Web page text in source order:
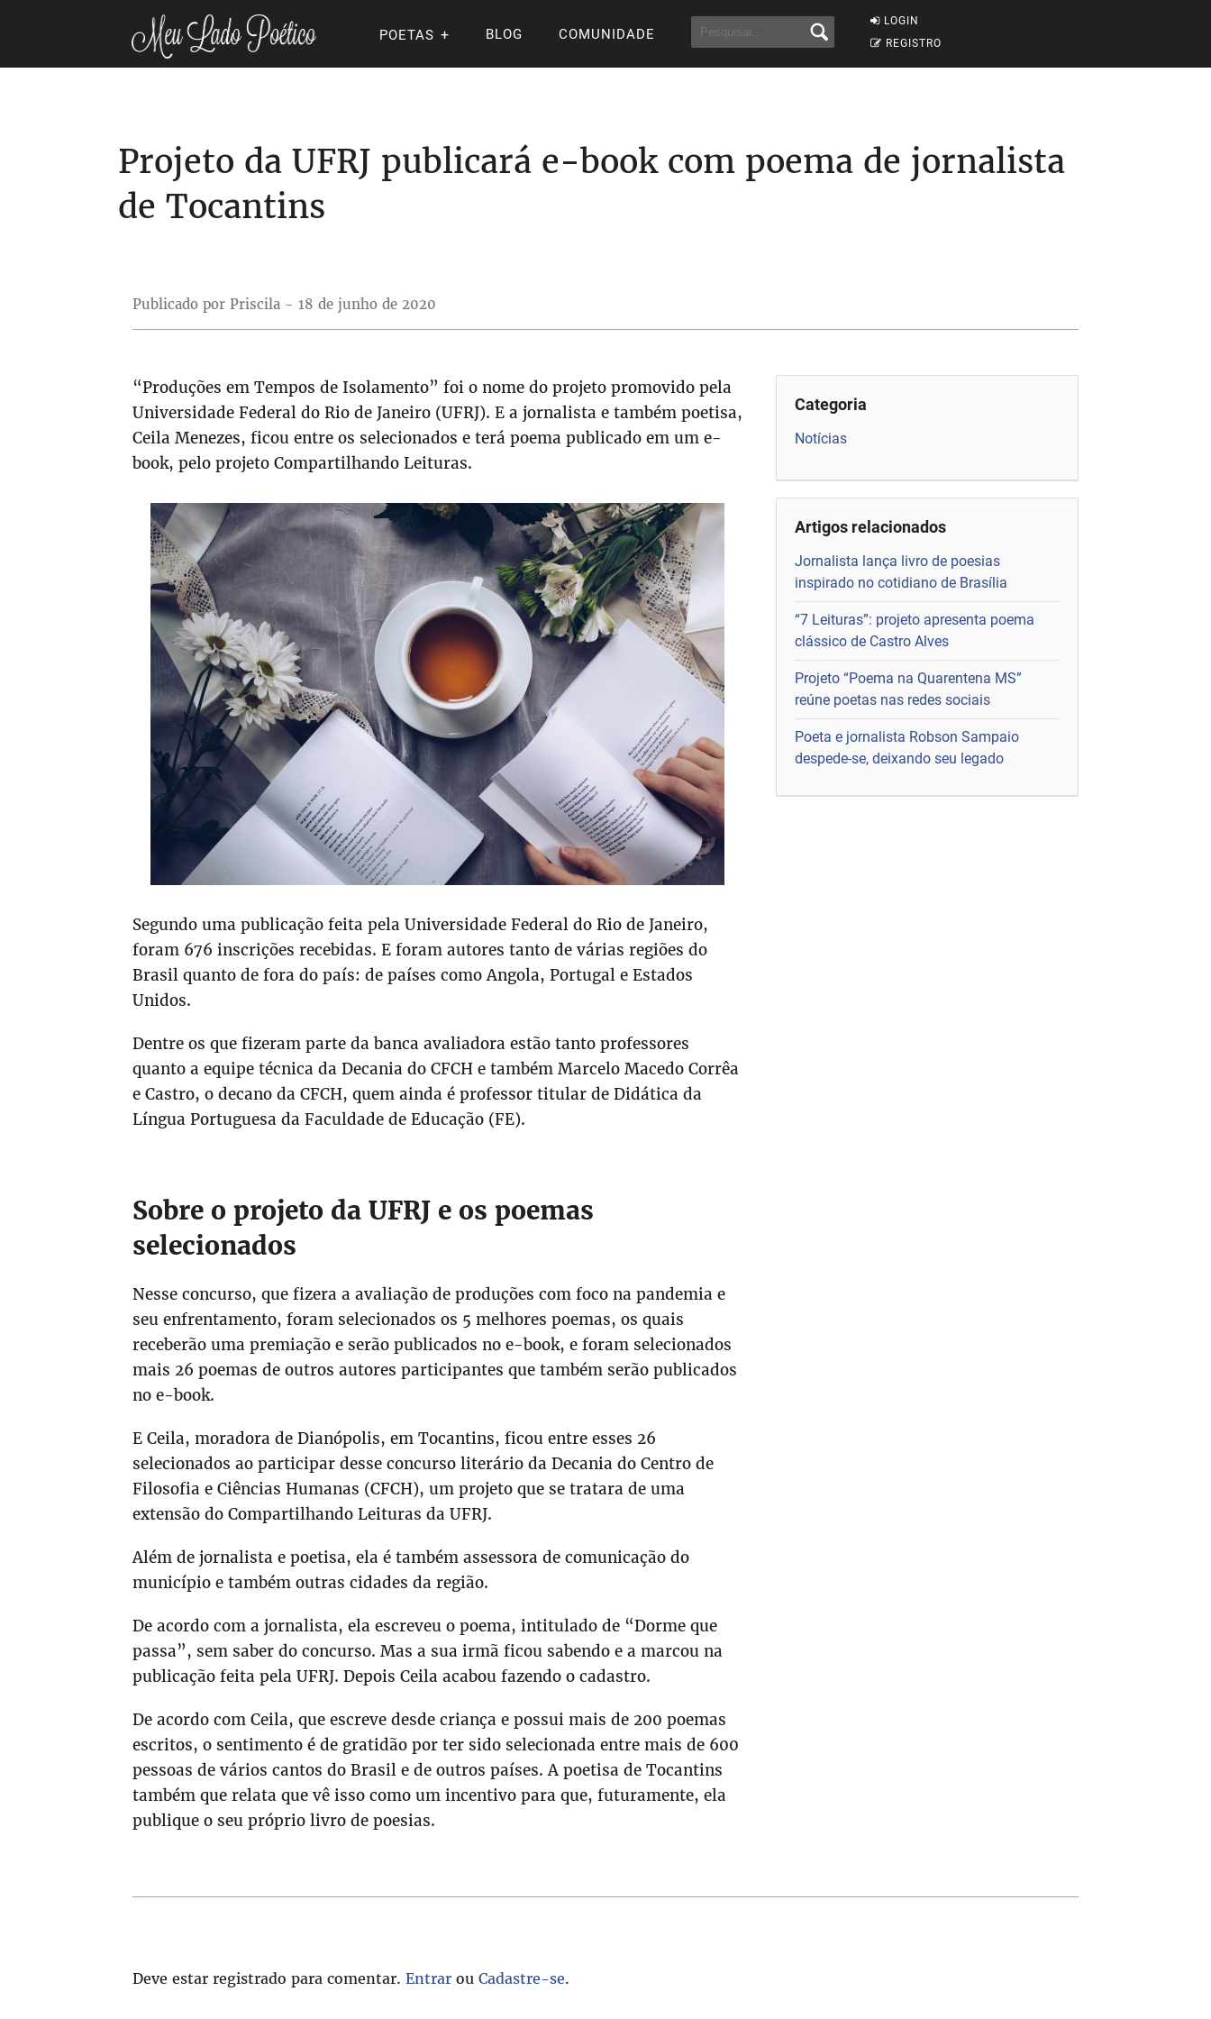
LOGIN
REGISTRO
POETAS BLOG COMUNIDADE
Projeto da UFRJ publicará e-book com poema de jornalista
de Tocantins
Publicado por Priscila - 18 de junho de 2020
“Produções em Tempos de Isolamento” foi o nome do projeto promovido pela
Universidade Federal do Rio de Janeiro (UFRJ). E a jornalista e também poetisa,
Ceila Menezes, ficou entre os selecionados e terá poema publicado em um e-
book, pelo projeto Compartilhando Leituras.
Segundo uma publicação feita pela Universidade Federal do Rio de Janeiro,
foram 676 inscrições recebidas. E foram autores tanto de várias regiões do
Brasil quanto de fora do país: de países como Angola, Portugal e Estados
Unidos.
Dentre os que fizeram parte da banca avaliadora estão tanto professores
quanto a equipe técnica da Decania do CFCH e também Marcelo Macedo Corrêa
e Castro, o decano da CFCH, quem ainda é professor titular de Didática da
Língua Portuguesa da Faculdade de Educação (FE).
Sobre o projeto da UFRJ e os poemas
selecionados
Nesse concurso, que fizera a avaliação de produções com foco na pandemia e
seu enfrentamento, foram selecionados os 5 melhores poemas, os quais
receberão uma premiação e serão publicados no e-book, e foram selecionados
mais 26 poemas de outros autores participantes que também serão publicados
no e-book.
E Ceila, moradora de Dianópolis, em Tocantins, ficou entre esses 26
selecionados ao participar desse concurso literário da Decania do Centro de
Filosofia e Ciências Humanas (CFCH), um projeto que se tratara de uma
extensão do Compartilhando Leituras da UFRJ.
Além de jornalista e poetisa, ela é também assessora de comunicação do
município e também outras cidades da região.
De acordo com a jornalista, ela escreveu o poema, intitulado de “Dorme que
passa”, sem saber do concurso. Mas a sua irmã ficou sabendo e a marcou na
publicação feita pela UFRJ. Depois Ceila acabou fazendo o cadastro.
De acordo com Ceila, que escreve desde criança e possui mais de 200 poemas
escritos, o sentimento é de gratidão por ter sido selecionada entre mais de 600
pessoas de vários cantos do Brasil e de outros países. A poetisa de Tocantins
também que relata que vê isso como um incentivo para que, futuramente, ela
publique o seu próprio livro de poesias.
Categoria
Notícias
Artigos relacionados
Jornalista lança livro de poesias
inspirado no cotidiano de Brasília
“7 Leituras”: projeto apresenta poema
clássico de Castro Alves
Projeto “Poema na Quarentena MS”
reúne poetas nas redes sociais
Poeta e jornalista Robson Sampaio
despede-se, deixando seu legado
Deve estar registrado para comentar.Entrar ouCadastre-se.